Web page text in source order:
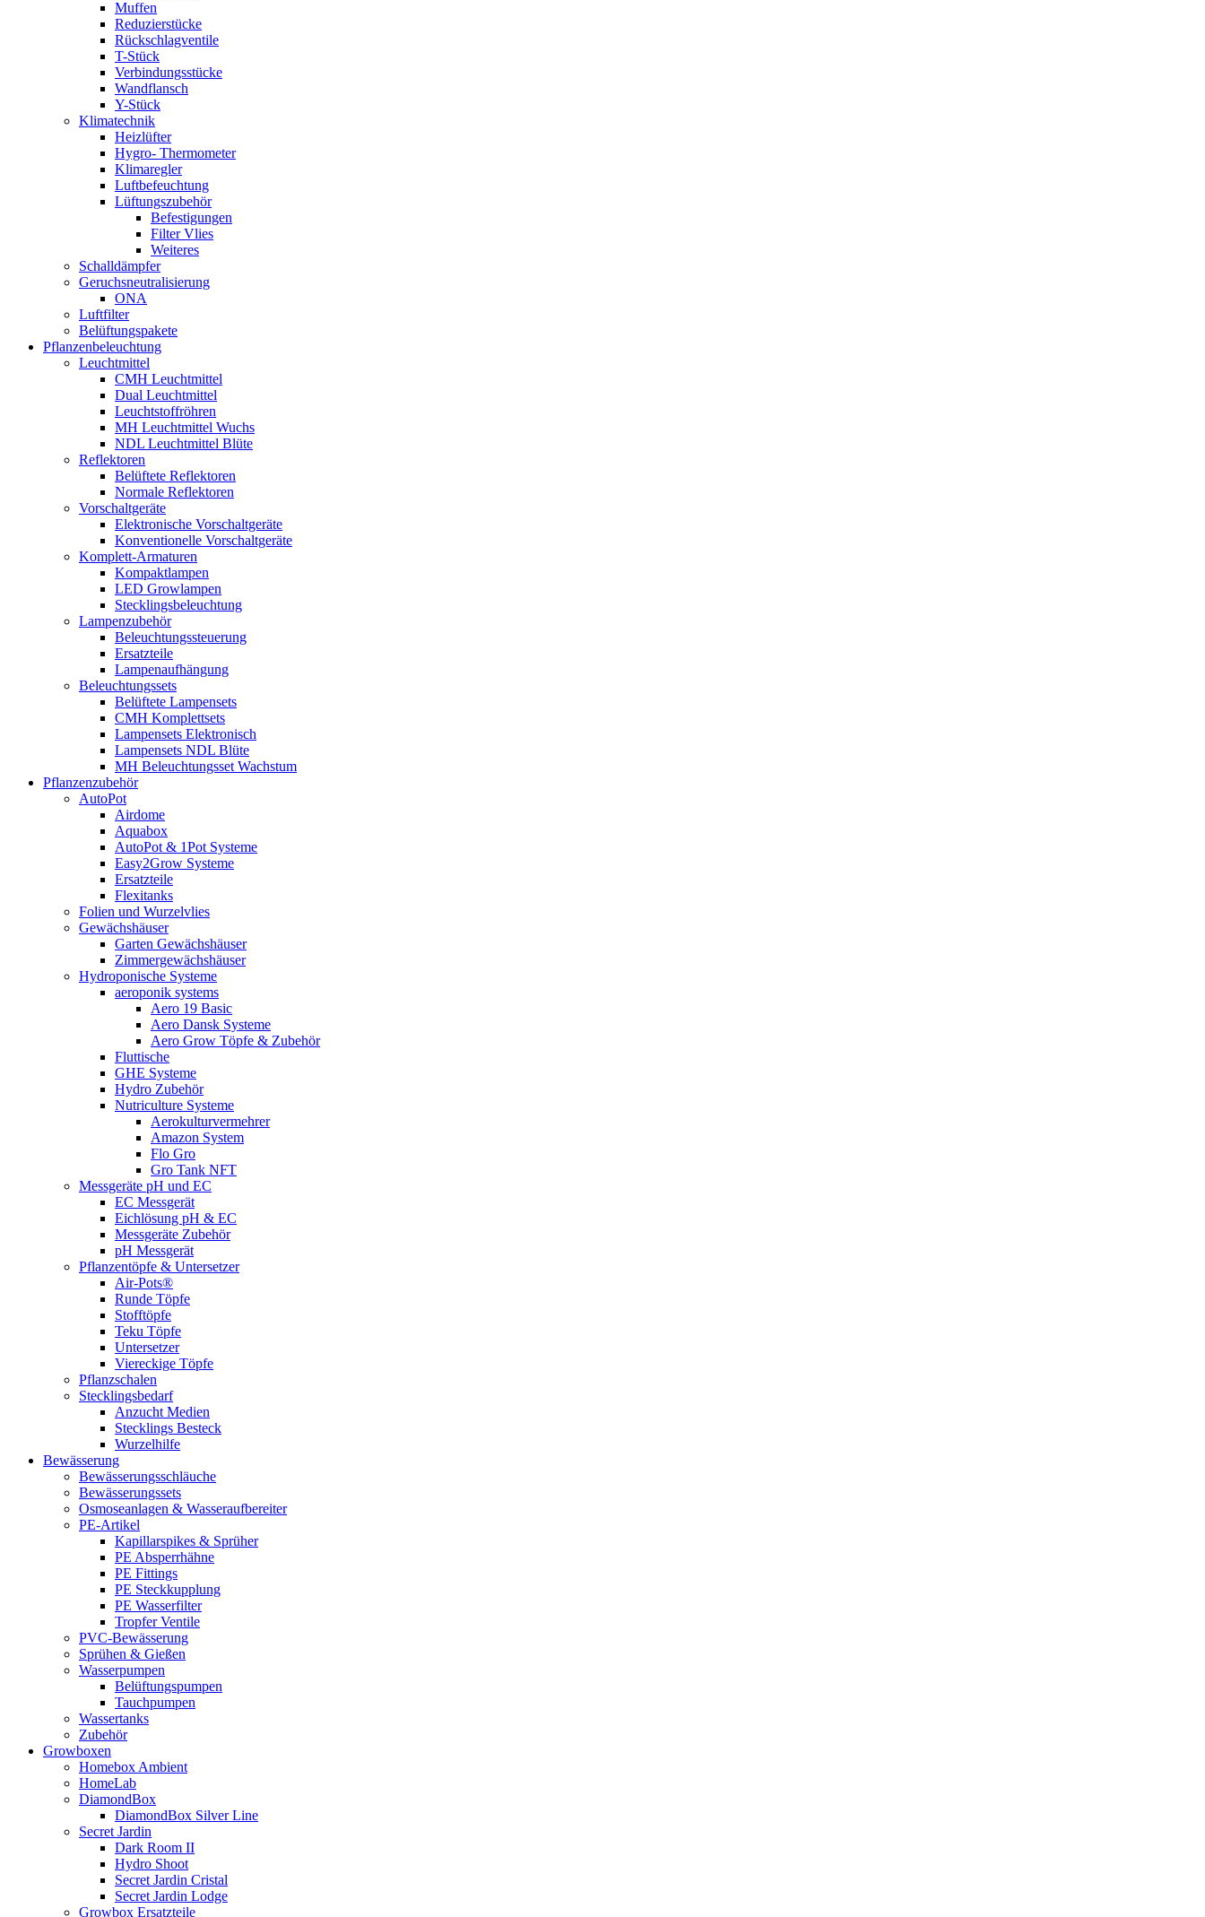
Muffen
Reduzierstücke
Rückschlagventile
T-Stück
Verbindungsstücke
Wandflansch
Y-Stück
Klimatechnik
Heizlüfter
Hygro- Thermometer
Klimaregler
Luftbefeuchtung
Lüftungszubehör
Befestigungen
Filter Vlies
Weiteres
Schalldämpfer
Geruchsneutralisierung
ONA
Luftfilter
Belüftungspakete
Pflanzenbeleuchtung
Leuchtmittel
CMH Leuchtmittel
Dual Leuchtmittel
Leuchtstoffröhren
MH Leuchtmittel Wuchs
NDL Leuchtmittel Blüte
Reflektoren
Belüftete Reflektoren
Normale Reflektoren
Vorschaltgeräte
Elektronische Vorschaltgeräte
Konventionelle Vorschaltgeräte
Komplett-Armaturen
Kompaktlampen
LED Growlampen
Stecklingsbeleuchtung
Lampenzubehör
Beleuchtungssteuerung
Ersatzteile
Lampenaufhängung
Beleuchtungssets
Belüftete Lampensets
CMH Komplettsets
Lampensets Elektronisch
Lampensets NDL Blüte
MH Beleuchtungsset Wachstum
Pflanzenzubehör
AutoPot
Airdome
Aquabox
AutoPot & 1Pot Systeme
Easy2Grow Systeme
Ersatzteile
Flexitanks
Folien und Wurzelvlies
Gewächshäuser
Garten Gewächshäuser
Zimmergewächshäuser
Hydroponische Systeme
aeroponik systems
Aero 19 Basic
Aero Dansk Systeme
Aero Grow Töpfe & Zubehör
Fluttische
GHE Systeme
Hydro Zubehör
Nutriculture Systeme
Aerokulturvermehrer
Amazon System
Flo Gro
Gro Tank NFT
Messgeräte pH und EC
EC Messgerät
Eichlösung pH & EC
Messgeräte Zubehör
pH Messgerät
Pflanzentöpfe & Untersetzer
Air-Pots®
Runde Töpfe
Stofftöpfe
Teku Töpfe
Untersetzer
Viereckige Töpfe
Pflanzschalen
Stecklingsbedarf
Anzucht Medien
Stecklings Besteck
Wurzelhilfe
Bewässerung
Bewässerungsschläuche
Bewässerungssets
Osmoseanlagen & Wasseraufbereiter
PE-Artikel
Kapillarspikes & Sprüher
PE Absperrhähne
PE Fittings
PE Steckkupplung
PE Wasserfilter
Tropfer Ventile
PVC-Bewässerung
Sprühen & Gießen
Wasserpumpen
Belüftungspumpen
Tauchpumpen
Wassertanks
Zubehör
Growboxen
Homebox Ambient
HomeLab
DiamondBox
DiamondBox Silver Line
Secret Jardin
Dark Room II
Hydro Shoot
Secret Jardin Cristal
Secret Jardin Lodge
Growbox Ersatzteile